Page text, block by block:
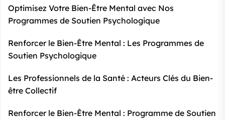
Optimisez Votre Bien-Être Mental avec Nos
Programmes de Soutien Psychologique
Renforcer le Bien-Être Mental : Les Programmes de
Soutien Psychologique
Les Professionnels de la Santé : Acteurs Clés du Bien-
être Collectif
Renforcer le Bien-Être Mental : Programme de Soutien